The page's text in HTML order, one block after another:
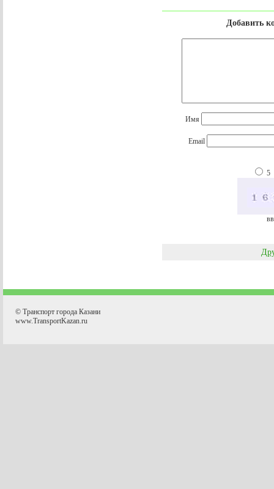
Добавить
Имя
Email
5
© Транспорт города Казани
www.TransportKazan.ru